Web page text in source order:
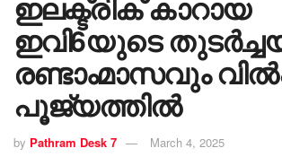
ഇവി6യുടെ
രണ്ടാംമാസവും
പൂജ്യത്തില്‍
by Pathram Desk 7 March 4, 2025